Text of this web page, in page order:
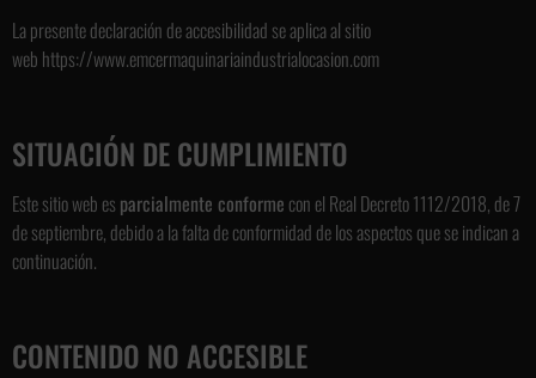
La presente declaración de accesibilidad se aplica al sitio
web https://www.emcermaquinariaindustrialocasion.com
SITUACIÓN DE CUMPLIMIENTO
Este sitio web es parcialmente conforme con el Real Decreto 1112/2018, de 7
de septiembre, debido a la falta de conformidad de los aspectos que se indican a
continuación.
CONTENIDO NO ACCESIBLE